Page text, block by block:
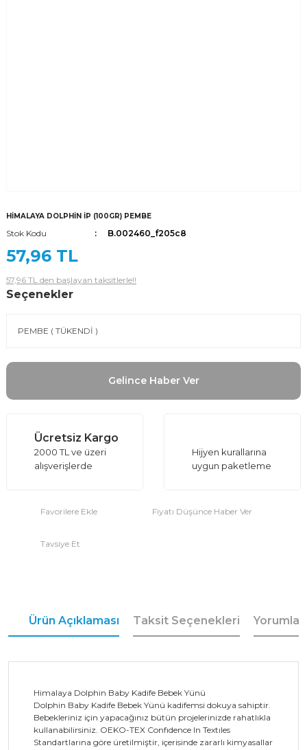
HİMALAYA DOLPHİN İP (100GR) PEMBE
Stok Kodu B.002460_f205c8
57,96 TL
57,96 TL den başlayan taksitlerle!!
Seçenekler
Gelince Haber Ver
Ücretsiz Kargo
2000 TL ve üzeri
alışverişlerde
Hijyen kurallarına
uygun paketleme
Fiyatı Düşünce Haber Ver
Tavsiye Et
Ürün Açıklaması Taksit Seçenekleri Yorumlar
Himalaya Dolphin Baby Kadife Bebek Yünü
Dolphin Baby Kadife Bebek Yünü kadifemsi dokuya sahiptir.
Bebekleriniz için yapacağınız bütün projelerinizde rahatlıkla
kullanabilirsiniz. OEKO-TEX Confıdence In Textıles
Standartlarına göre üretilmiştir, içerisinde zararlı kimyasallar